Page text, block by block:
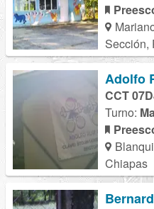
Sección,
Adolfo
CCT
Turno:
Chiapas